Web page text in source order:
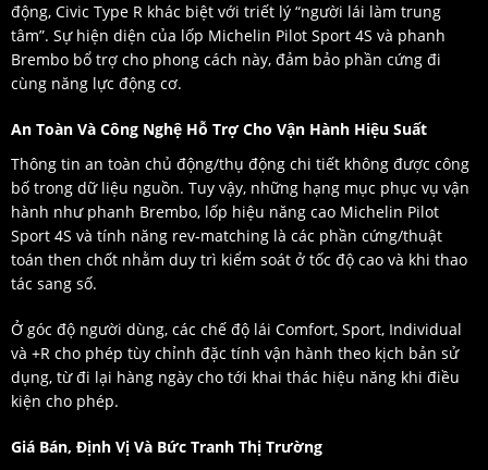
động, Civic Type R khác biệt với triết lý “người lái làm trung
tâm”. Sự hiện diện của lốp Michelin Pilot Sport 4S và phanh
Brembo bổ trợ cho phong cách này, đảm bảo phần cứng đi
cùng năng lực động cơ.
An Toàn Và Công Nghệ Hỗ Trợ Cho Vận Hành Hiệu Suất
Thông tin an toàn chủ động/thụ động chi tiết không được công
bố trong dữ liệu nguồn. Tuy vậy, những hạng mục phục vụ vận
hành như phanh Brembo, lốp hiệu năng cao Michelin Pilot
Sport 4S và tính năng rev-matching là các phần cứng/thuật
toán then chốt nhằm duy trì kiểm soát ở tốc độ cao và khi thao
tác sang số.
Ở góc độ người dùng, các chế độ lái Comfort, Sport, Individual
và +R cho phép tùy chỉnh đặc tính vận hành theo kịch bản sử
dụng, từ đi lại hàng ngày cho tới khai thác hiệu năng khi điều
kiện cho phép.
Giá Bán, Định Vị Và Bức Tranh Thị Trường